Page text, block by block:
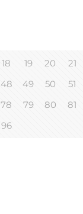
18 19 20 21
48 49 50 51
78 79 80 81
96